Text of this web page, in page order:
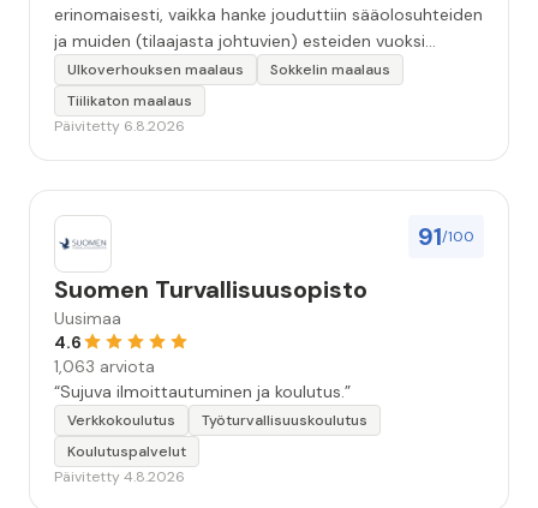
erinomaisesti, vaikka hanke jouduttiin sääolosuhteiden
ja muiden (tilaajasta johtuvien) esteiden vuoksi
keskeyttämään n. 3 viikoksi. Maalaistulos on oikein
hyvä, yhteydenpito erinomaista, jälkityöt tehtiin
huolellisesti. Suosittelen. Erityiskiitos itse maalareille:
Ulkoverhouksen maalaus
Sokkelin maalaus
Tiilikaton maalaus
Päivitetty 6.8.2026
91/100
Suomen Turvallisuusopisto
Uusimaa
4.6
1,063 arviota
“Sujuva ilmoittautuminen ja koulutus.”
Verkkokoulutus
Työturvallisuuskoulutus
Koulutuspalvelut
Päivitetty 4.8.2026